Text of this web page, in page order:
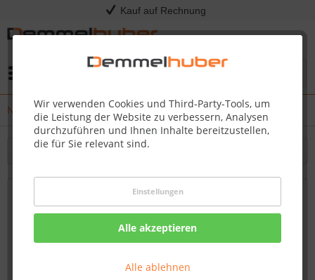
Kauf auf Rechnung
Wir verwenden Cookies und Third-Party-Tools, um
die Leistung der Website zu verbessern, Analysen
durchzuführen und Ihnen Inhalte bereitzustellen,
die für Sie relevant sind.
Einstellungen
Alle akzeptieren
Alle ablehnen
News
Filtern
Fußboden renovieren: Schnell,
kostengünstig und nachhaltig -
Demmelhuber